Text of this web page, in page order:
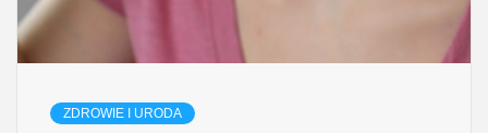
ZDROWIE I URODA